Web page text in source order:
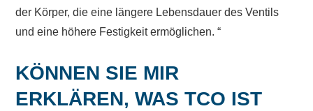
der Körper, die eine längere Lebensdauer des Ventils
und eine höhere Festigkeit ermöglichen. “
KÖNNEN SIE MIR
ERKLÄREN, WAS TCO IST